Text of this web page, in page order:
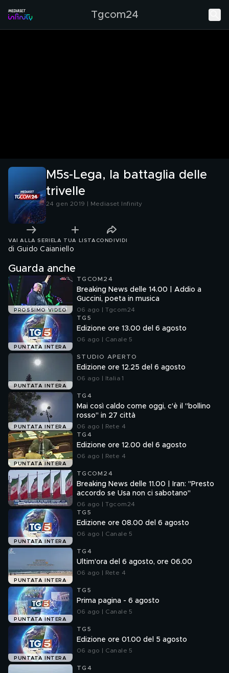
Tgcom24
M5s-Lega, la battaglia delle
trivelle
24 gen 2019 | Mediaset Infinity
VAI ALLA SERIE LA TUA LISTA CONDIVIDI
di Guido Caianiello
Guarda anche
PROSSIMO VIDEO
TGCOM24
Breaking News delle 14.00 | Addio a
Guccini, poeta in musica
06 ago | Tgcom24
PUNTATA INTERA
TG5
Edizione ore 13.00 del 6 agosto
06 ago | Canale 5
PUNTATA INTERA
STUDIO APERTO
Edizione ore 12.25 del 6 agosto
06 ago | Italia 1
PUNTATA INTERA
TG4
Mai così caldo come oggi, c'è il "bollino
rosso" in 27 città
06 ago | Rete 4
PUNTATA INTERA
TG4
Edizione ore 12.00 del 6 agosto
06 ago | Rete 4
TGCOM24
Breaking News delle 11.00 | Iran: "Presto
accordo se Usa non ci sabotano"
06 ago | Tgcom24
PUNTATA INTERA
TG5
Edizione ore 08.00 del 6 agosto
06 ago | Canale 5
PUNTATA INTERA
TG4
Ultim'ora del 6 agosto, ore 06.00
06 ago | Rete 4
PUNTATA INTERA
TG5
Prima pagina - 6 agosto
06 ago | Canale 5
PUNTATA INTERA
TG5
Edizione ore 01.00 del 5 agosto
06 ago | Canale 5
TG4